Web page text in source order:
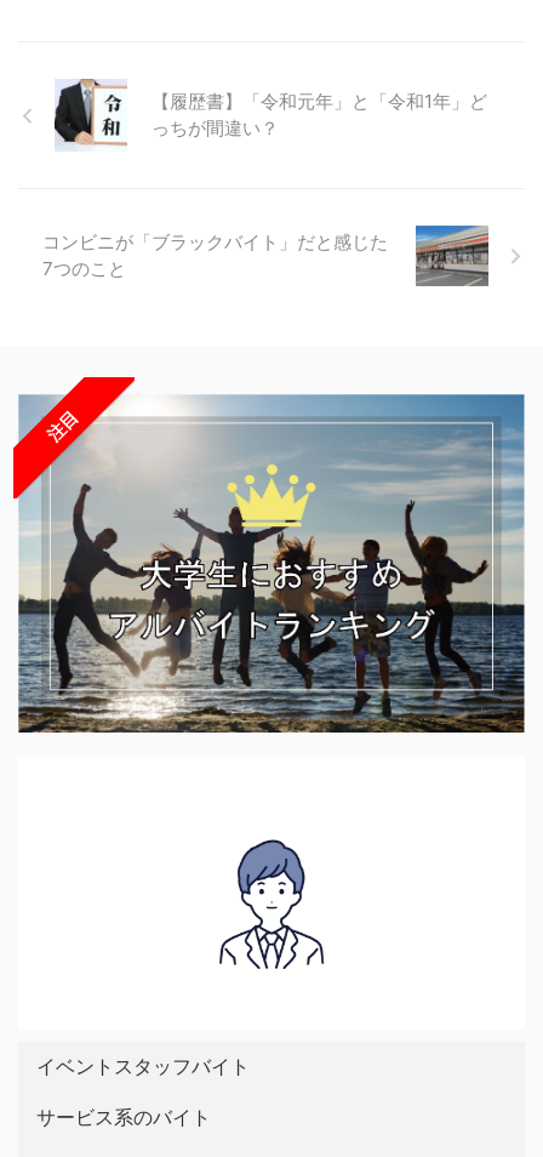
【履歴書】「令和元年」と「令和1年」ど
っちが間違い？
コンビニが「ブラックバイト」だと感じた
7つのこと
注目
イベントスタッフバイト
サービス系のバイト